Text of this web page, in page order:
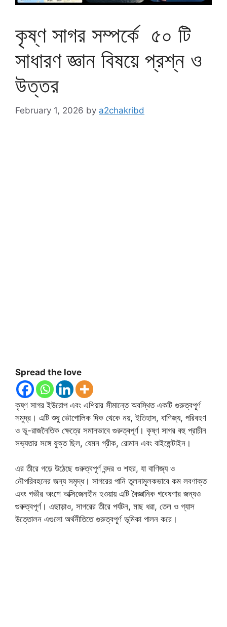
কৃষ্ণ সাগর সম্পর্কে ৫০ টি
সাধারণ জ্ঞান বিষয়ে প্রশ্ন ও
উত্তর
February 1, 2026 by a2chakribd
Spread the love
কৃষ্ণ সাগর ইউরোপ এবং এশিয়ার সীমান্তে অবস্থিত একটি গুরুত্বপূর্ণ
সমুদ্র। এটি শুধু ভৌগোলিক দিক থেকে নয়, ইতিহাস, বাণিজ্য, পরিবহণ
ও ভূ-রাজনৈতিক ক্ষেত্রে সমানভাবে গুরুত্বপূর্ণ। কৃষ্ণ সাগর বহু প্রাচীন
সভ্যতার সঙ্গে যুক্ত ছিল, যেমন গ্রীক, রোমান এবং বাইজেন্টাইন।
এর তীরে গড়ে উঠেছে গুরুত্বপূর্ণ বন্দর ও শহর, যা বাণিজ্য ও
নৌপরিবহনের জন্য সমৃদ্ধ। সাগরের পানি তুলনামূলকভাবে কম লবণাক্ত
এবং গভীর অংশে অক্সিজেনহীন হওয়ায় এটি বৈজ্ঞানিক গবেষণার জন্যও
গুরুত্বপূর্ণ। এছাড়াও, সাগরের তীরে পর্যটন, মাছ ধরা, তেল ও গ্যাস
উত্তোলন এগুলো অর্থনীতিতে গুরুত্বপূর্ণ ভূমিকা পালন করে।